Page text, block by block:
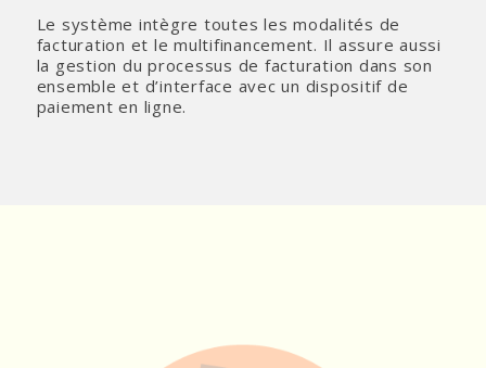
Le système intègre toutes les modalités de
facturation et le multifinancement. Il assure aussi
la gestion du processus de facturation dans son
ensemble et d’interface avec un dispositif de
paiement en ligne.